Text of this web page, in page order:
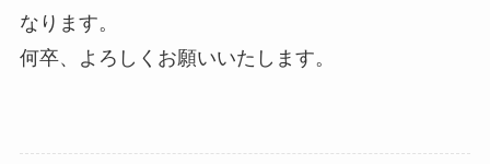
なります。
何卒、よろしくお願いいたします。